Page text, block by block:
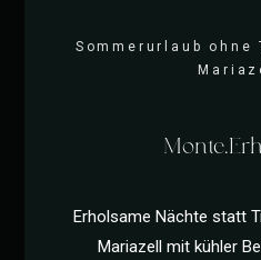
Sommerurlaub ohne
Erholsame Nächte statt
Mariazell mit kühler